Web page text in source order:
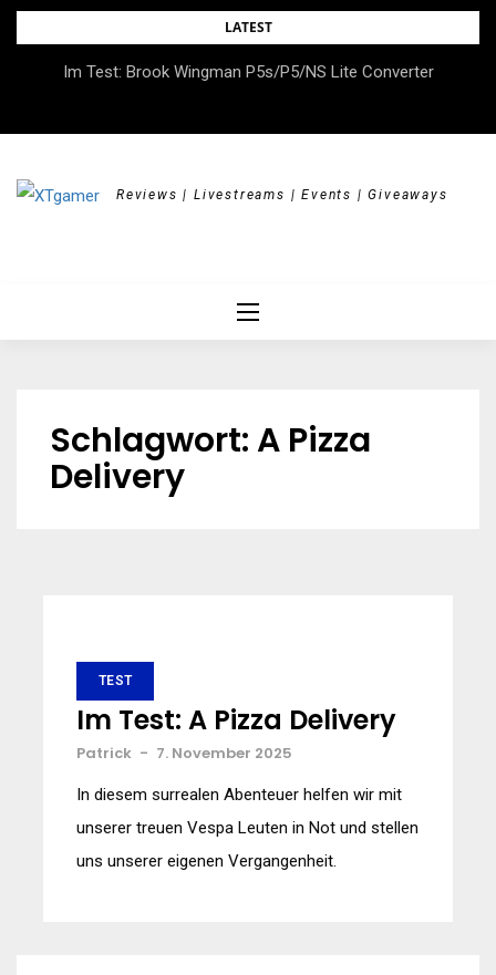
Skip
LATEST
Im Test: Brook Wingman P5s/P5/NS Lite Converter
DOK.fest München 2026 – Empowered, HerStory, Beyond
Reviews | Livestreams | Events | Giveaways
Schlagwort: A Pizza
Delivery
TEST
Im Test: A Pizza Delivery
Patrick - 7. November 2025
In diesem surrealen Abenteuer helfen wir mit
unserer treuen Vespa Leuten in Not und stellen
uns unserer eigenen Vergangenheit.